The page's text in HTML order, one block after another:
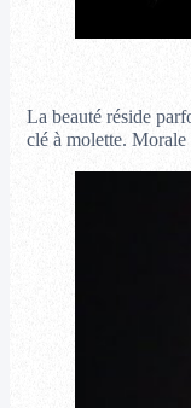
La beauté réside
clé à molette.